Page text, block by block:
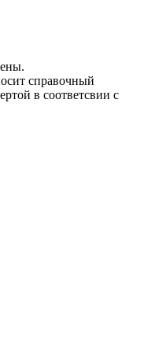
справочный
в соответсвии с